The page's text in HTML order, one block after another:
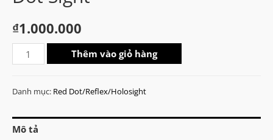
₫1.000.000
Vortex
Optics
Red
Dot
Thêm vào giỏ hàng
Danh mục: Red Dot/Reflex/Holosight
Mô tả